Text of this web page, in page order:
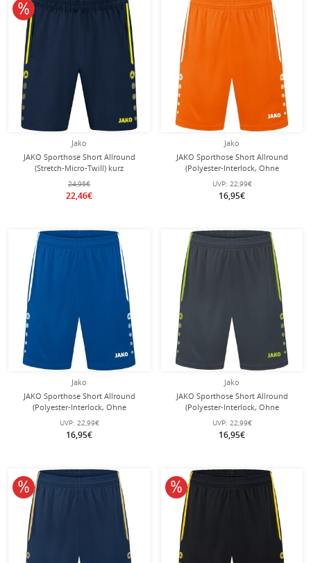
Jako
JAKO Sporthose Short Allround
(Stretch-Micro-Twill) kurz
marineblau/gelb Herren
24,95€
22,46€
10% reduziert
Jako
JAKO Sporthose Short Allround
(Polyester-Interlock, Ohne
Innenslip) kurz orange Herren
UVP: 22,99€
16,95€
Jako
JAKO Sporthose Short Allround
(Polyester-Interlock, Ohne
Innenslip) kurz royalblau Herren
UVP: 22,99€
16,95€
Jako
JAKO Sporthose Short Allround
(Polyester-Interlock, Ohne
Innenslip) kurz anthrazitgrau/lemon
Herren
UVP: 22,99€
16,95€
10% reduziert 10% reduziert